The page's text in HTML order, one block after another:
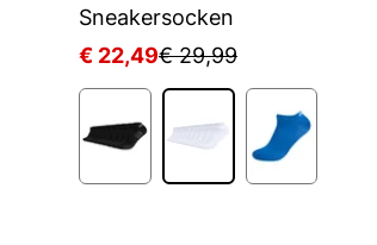
Sneakersocken
€ 22,49€ 29,99